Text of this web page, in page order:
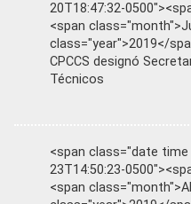
20T18:47:32-
<span
class="year">2019</
CPCCS designó
Técnicos
<span class="date
23T14:50:23-
<span